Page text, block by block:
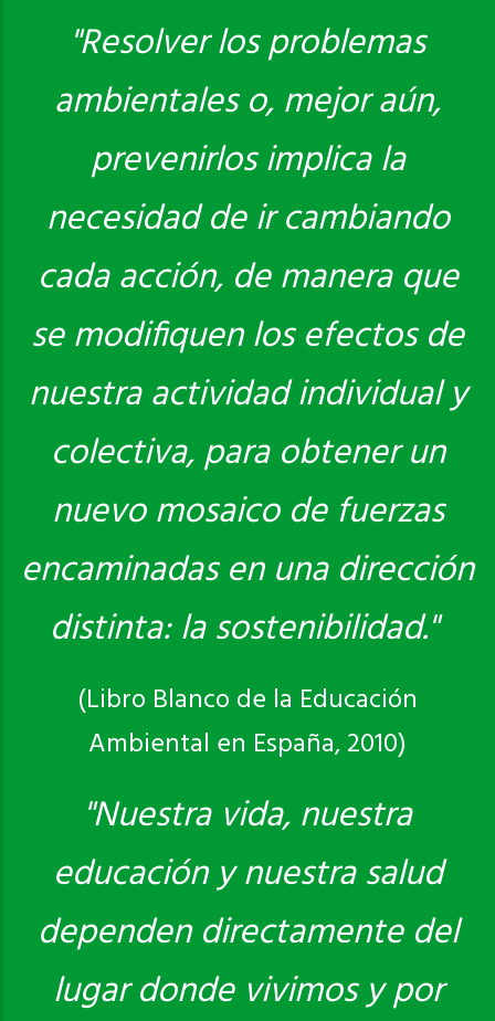
Saber más
"Resolver los problemas
ambientales o, mejor aún,
prevenirlos implica la
necesidad de ir cambiando
cada acción, de manera que
se modifiquen los efectos de
nuestra actividad individual y
colectiva, para obtener un
nuevo mosaico de fuerzas
encaminadas en una dirección
distinta: la sostenibilidad."
(Libro Blanco de la Educación
Ambiental en España, 2010)
"Nuestra vida, nuestra
educación y nuestra salud
dependen directamente del
lugar donde vivimos y por